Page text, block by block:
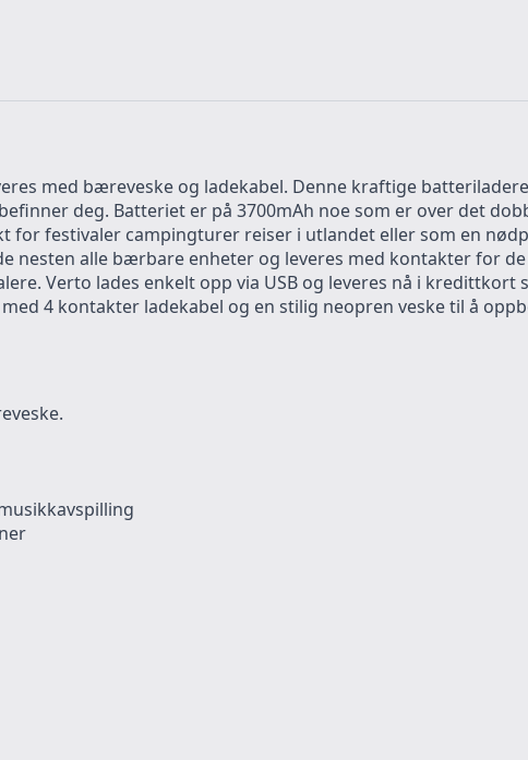
med bæreveske og ladekabel. Denne kraftige
deg. Batteriet er på 3700mAh noe som er over det
for festivaler campingturer reiser i utlandet eller som en
nesten alle bærbare enheter og leveres med kontakter for
Verto lades enkelt opp via USB og leveres nå i kredittkort
4 kontakter ladekabel og en stilig neopren veske til å